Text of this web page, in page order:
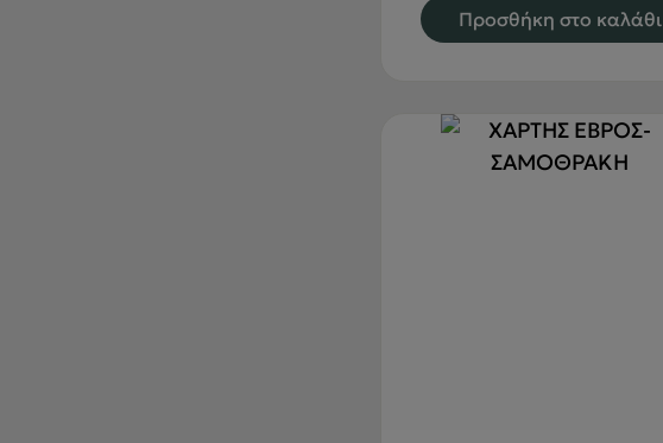
Προσθήκη στο καλάθι